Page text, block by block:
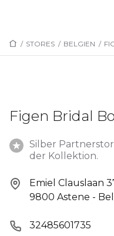
/ STORES / BELGIEN /
Figen Bridal
Silber
der Kollektion.
Emiel Clauslaan
9800 Astene -
32485601735